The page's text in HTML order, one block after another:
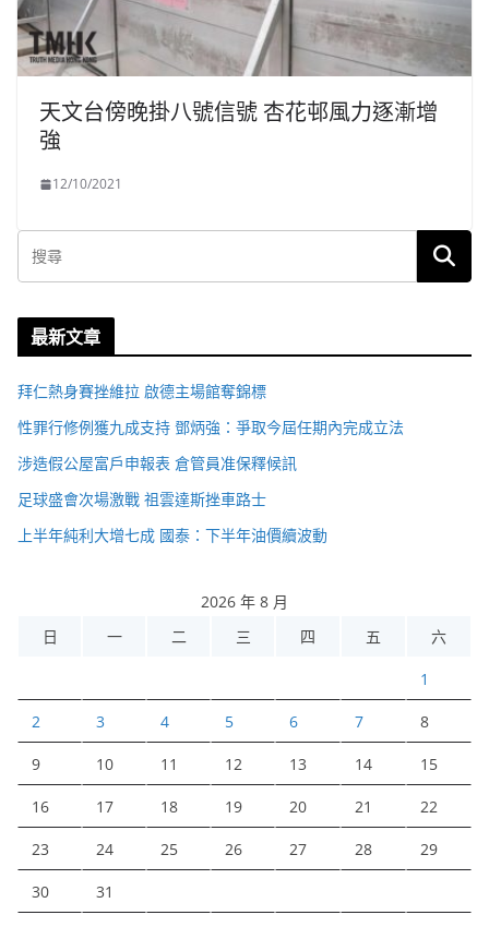
天文台傍晚掛八號信號 杏花邨風力逐漸增
強
12/10/2021
最新文章
拜仁熱身賽挫維拉 啟德主場館奪錦標
性罪行修例獲九成支持 鄧炳強：爭取今屆任期內完成立法
涉造假公屋富戶申報表 倉管員准保釋候訊
足球盛會次場激戰 祖雲達斯挫車路士
上半年純利大增七成 國泰：下半年油價續波動
2026 年 8 月
日
一 二 三 四 五 六
1
2 3 4 5 6 7 8
9 10 11 12 13 14 15
16 17 18 19 20 21 22
23 24 25 26 27 28 29
30 31